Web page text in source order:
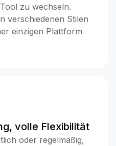
zu wechseln.
verschiedenen Stilen
einzigen Plattform
volle Flexibilität
oder regelmäßig,